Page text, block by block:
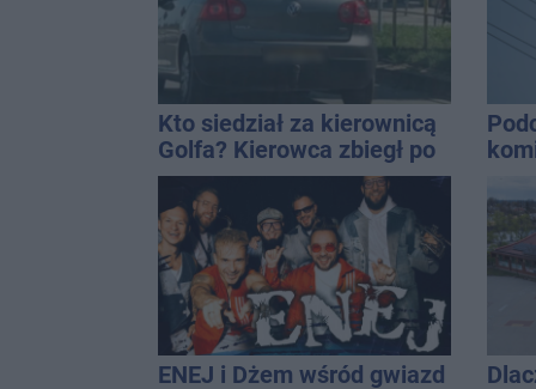
Kto siedział za kierownicą
Golfa? Kierowca zbiegł po
kolizji
ENEJ i Dżem wśród gwiazd